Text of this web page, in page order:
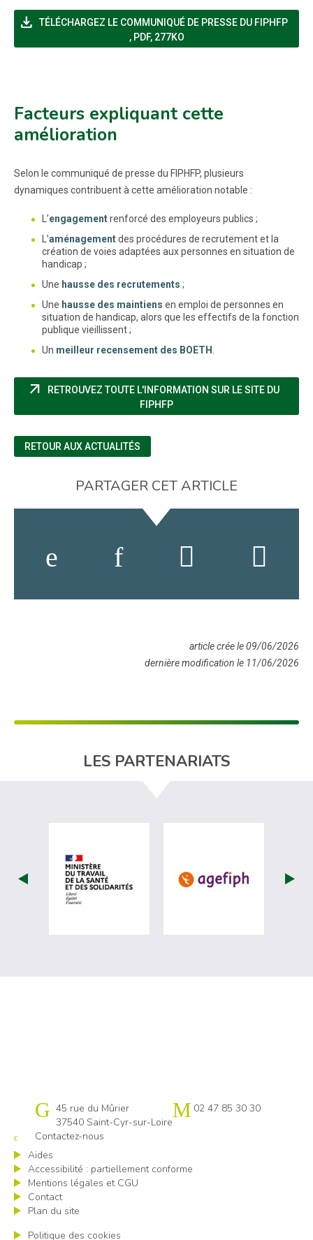
file_download TÉLÉCHARGEZ LE COMMUNIQUÉ DE PRESSE DU FIPHFP
(NOUVELLE FENÊTRE)
, PDF, 277KO
Facteurs expliquant cette
amélioration
Selon le communiqué de presse du FIPHFP, plusieurs
dynamiques contribuent à cette amélioration notable :
L’engagementrenforcé des employeurs publics ;
L’aménagementdes procédures de recrutement et la
création de voies adaptées aux personnes en situation de
handicap ;
Une hausse des recrutements ;
Une hausse des maintiens en emploi de personnes en
situation de handicap, alors que les effectifs de la fonction
publique vieillissent ;
Un meilleur recensement des BOETH
arrow_outward
RETROUVEZ TOUTE L'INFORMATION SUR LE SITE DU
FIPHFP(NOUVELLE FENÊTRE)
RETOUR AUX ACTUALITÉS
PARTAGER CET ARTICLE
article crée le 09/06/2026
dernière modification le 11/06/2026
LES PARTENARIATS
visiter les site de Ministère du travail
visiter les
Cap emploi 37
45 rue du Mûrier
37540 Saint-Cyr-sur-Loire
02 47 85 30 30
Contactez-nous
Aides
Accessibilité : partiellement conforme
Mentions légales et CGU
Contact
Plan du site
Politique des cookies